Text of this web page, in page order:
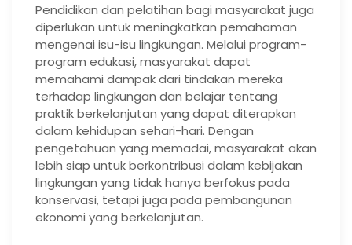
Pendidikan dan pelatihan bagi masyarakat juga
diperlukan untuk meningkatkan pemahaman
mengenai isu-isu lingkungan. Melalui program-
program edukasi, masyarakat dapat
memahami dampak dari tindakan mereka
terhadap lingkungan dan belajar tentang
praktik berkelanjutan yang dapat diterapkan
dalam kehidupan sehari-hari. Dengan
pengetahuan yang memadai, masyarakat akan
lebih siap untuk berkontribusi dalam kebijakan
lingkungan yang tidak hanya berfokus pada
konservasi, tetapi juga pada pembangunan
ekonomi yang berkelanjutan.